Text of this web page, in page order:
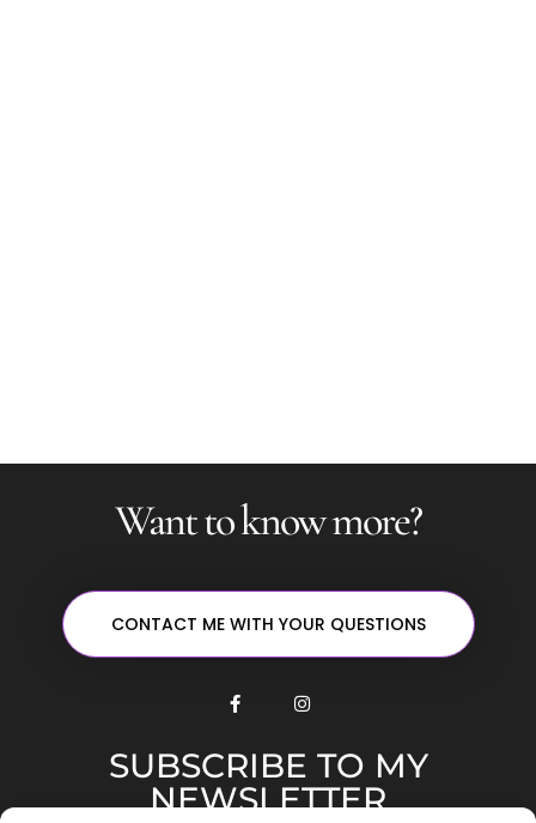
Want to know more?
CONTACT ME WITH YOUR QUESTIONS
SUBSCRIBE TO MY
NEWSLETTER